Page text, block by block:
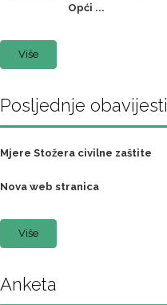
Opći ...
Više
Posljednje obavijesti
Mjere Stožera civilne zaštite
Nova web stranica
Više
Anketa